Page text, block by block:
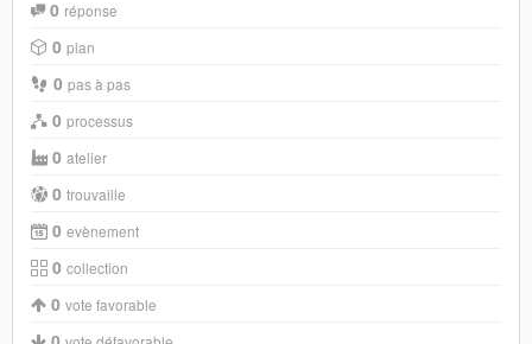
0 réponse
0 plan
0 pas à pas
0 processus
0 atelier
0 trouvaille
0 evènement
0 collection
0 vote favorable